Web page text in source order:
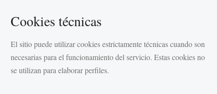
Cookies técnicas
El sitio puede utilizar cookies estrictamente técnicas cuando son
necesarias para el funcionamiento del servicio. Estas cookies no
se utilizan para elaborar perfiles.